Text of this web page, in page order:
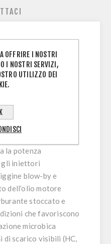
per la massima
di carburante dell'8%
al degrado termico
la potenza
gli iniettori
blow-by e
dell’olio motore
stoccato e
che favoriscono
microbica
di scarico visibili (HC,
OFFRIRE I NOSTRI
I NOSTRI SERVIZI,
UTILIZZO DEI